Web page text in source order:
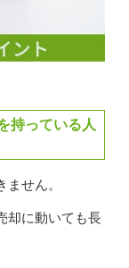
持っている人
せん。
却に動いても長